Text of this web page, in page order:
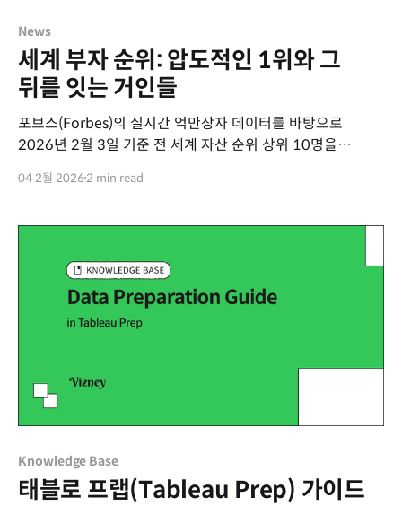
News
세계 부자 순위: 압도적인 1위와 그
뒤를 잇는 거인들
포브스(Forbes)의 실시간 억만장자 데이터를 바탕으로
2026년 2월 3일 기준 전 세계 자산 순위 상위 10명을
독주입니다. 그의 자산은 약 7,680억 달러(한화 약 1,114조
리치'들
04 2월 20262 min read
Knowledge Base
태블로 프랩(Tableau Prep) 가이드